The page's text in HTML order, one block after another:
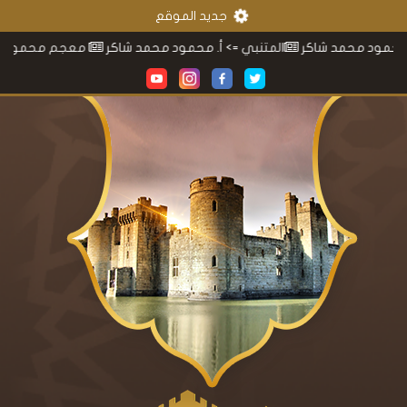
جديد الموقع
معجم محمود محمد شاكر المتنبي=> أ. محمود محمد شاكر شاكر